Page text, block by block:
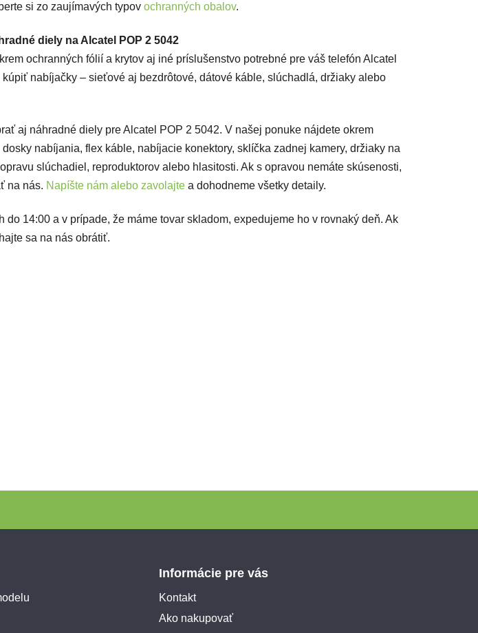
si zo zaujímavých typov ochranných obalov.
diely na Alcatel POP 2 5042
ochranných fólií a krytov aj iné príslušenstvo potrebné pre váš telefón Alcatel
kúpiť nabíjačky – sieťové aj bezdrôtové, dátové káble, slúchadlá, držiaky alebo
aj náhradné diely pre Alcatel POP 2 5042. V našej ponuke nájdete okrem
dosky nabíjania, flex káble, nabíjacie konektory, sklíčka zadnej kamery, držiaky na
slúchadiel, reproduktorov alebo hlasitosti. Ak s opravou nemáte skúsenosti,
na nás. Napíšte nám alebo zavolajte a dohodneme všetky detaily.
do 14:00 a v prípade, že máme tovar skladom, expedujeme ho v rovnaký deň. Ak
sa na nás obrátiť.
Informácie pre vás
Kontakt
Ako nakupovať